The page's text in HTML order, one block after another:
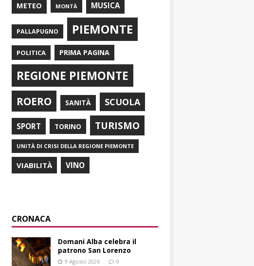
METEO MONTÀ MUSICA
PALLAPUGNO PIEMONTE
POLITICA PRIMA PAGINA
REGIONE PIEMONTE
ROERO SANITÀ SCUOLA
SPORT TORINO TURISMO
UNITÀ DI CRISI DELLA REGIONE PIEMONTE
VIABILITÀ VINO
CRONACA
Domani Alba celebra il
patrono San Lorenzo
9 Agosto 2026 0